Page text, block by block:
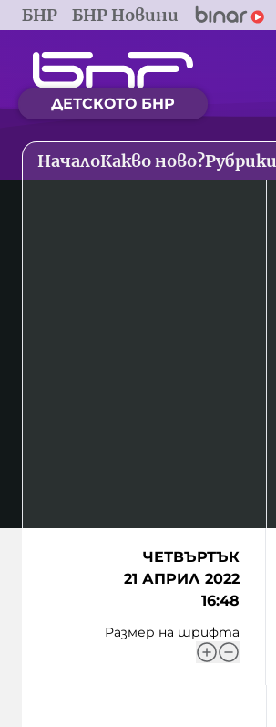
БНР БНР Новини
ДЕТСКОТО БНР
НачалоКакво ново?
ЧЕТВЪРТЪК
21 АПРИЛ 2022
16:48
Размер на шрифта